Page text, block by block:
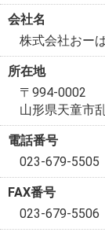
会社名
株式会社おー
所在地
〒994-0002
山形県天童市
電話番号
023-679-5505
FAX番号
023-679-5506